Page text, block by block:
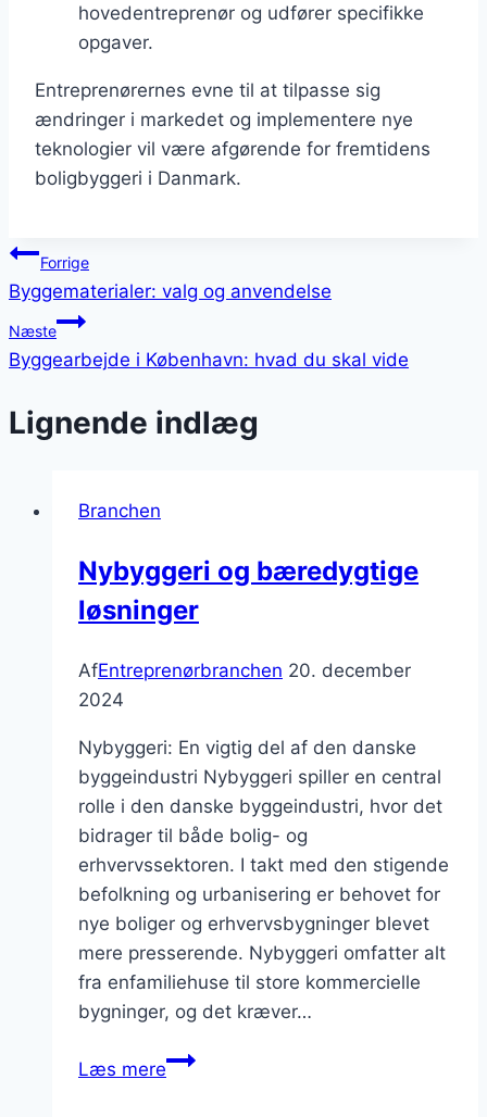
hovedentreprenør og udfører specifikke
opgaver.
Entreprenørernes evne til at tilpasse sig
ændringer i markedet og implementere nye
teknologier vil være afgørende for fremtidens
boligbyggeri i Danmark.
Indlægsnavigation
Forrige
Byggematerialer: valg og anvendelse
Næste
Byggearbejde i København: hvad du skal vide
Lignende indlæg
Branchen
Nybyggeri og bæredygtige
løsninger
AfEntreprenørbranchen 20. december
2024
Nybyggeri: En vigtig del af den danske
byggeindustri Nybyggeri spiller en central
rolle i den danske byggeindustri, hvor det
bidrager til både bolig- og
erhvervssektoren. I takt med den stigende
befolkning og urbanisering er behovet for
nye boliger og erhvervsbygninger blevet
mere presserende. Nybyggeri omfatter alt
fra enfamiliehuse til store kommercielle
bygninger, og det kræver…
Læs mereNybyggeri